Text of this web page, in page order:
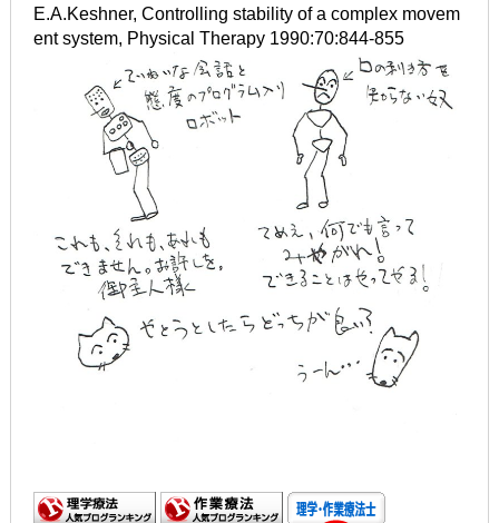
E.A.Keshner, Controlling stability of a complex movem
ent system, Physical Therapy 1990:70:844-855